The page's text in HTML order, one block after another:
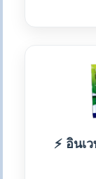
⚡ อินเ